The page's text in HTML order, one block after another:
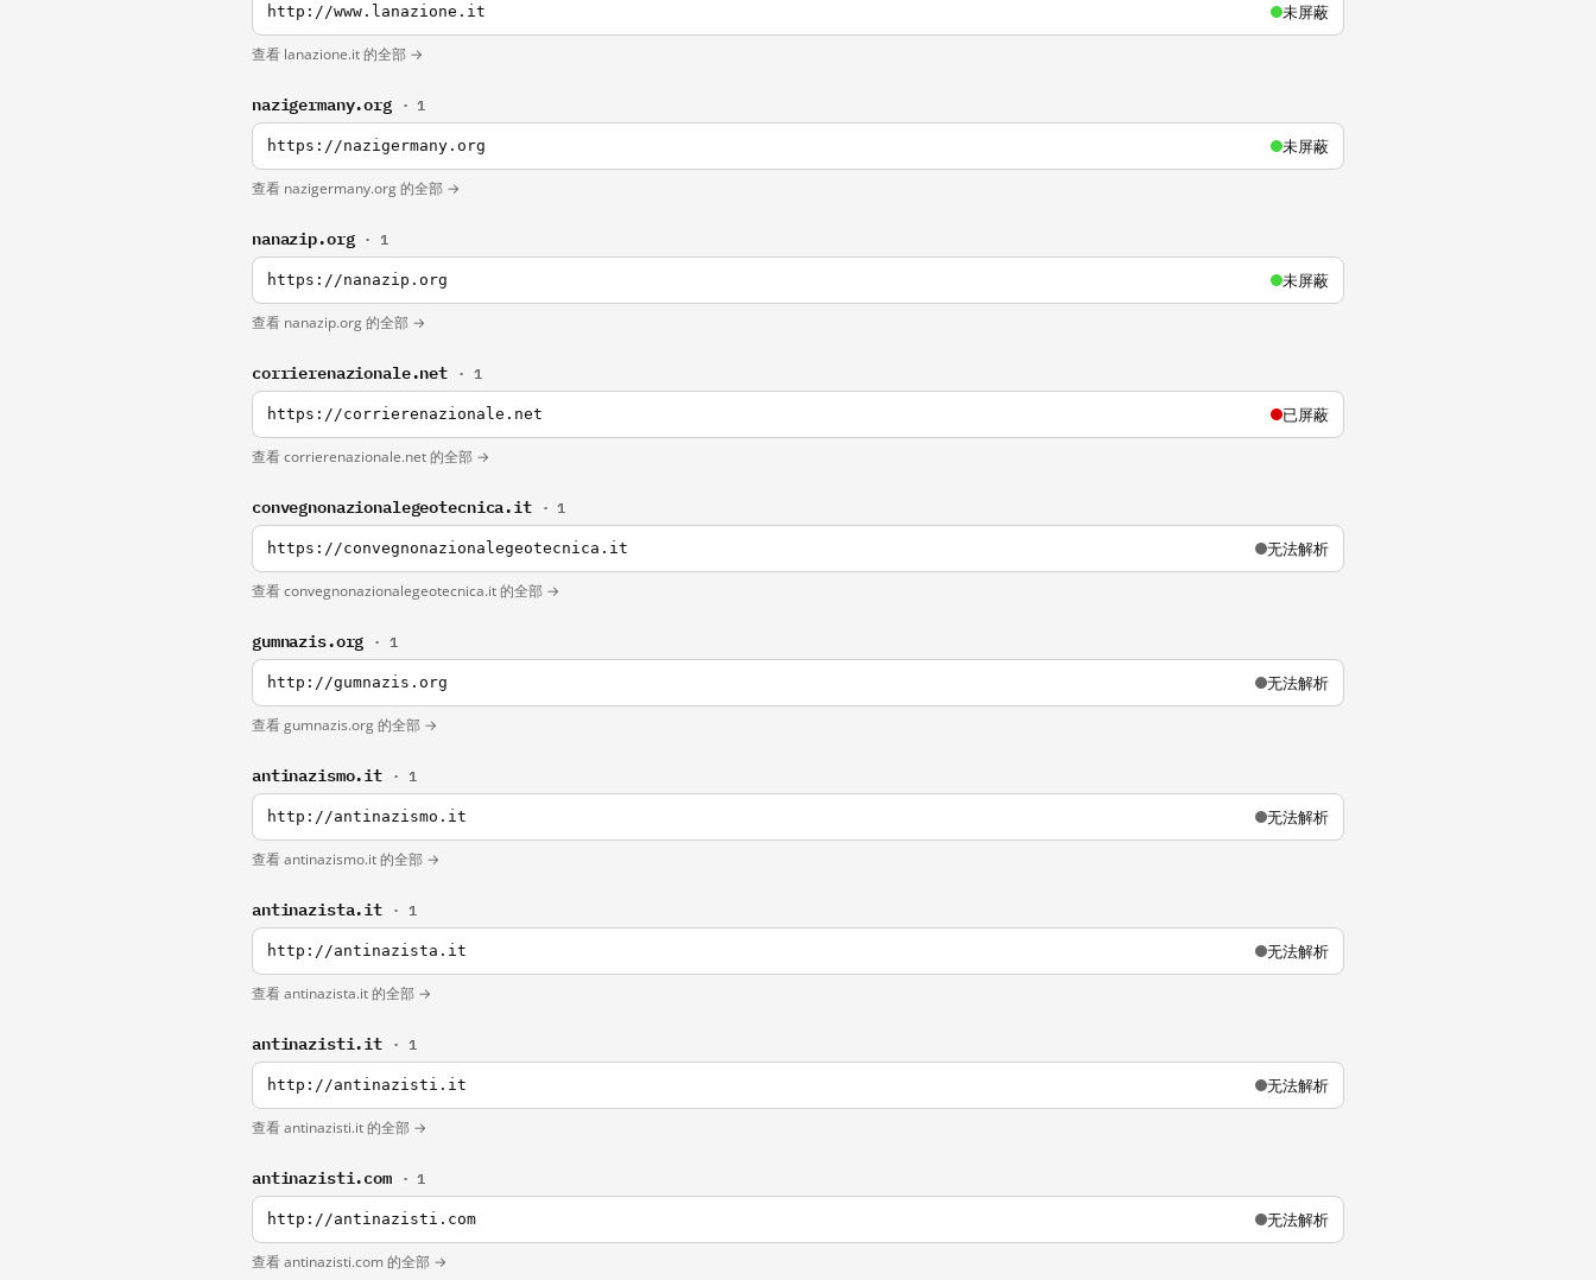
http://www.lanazione.it 未屏蔽
查看 lanazione.it 的全部 →
nazigermany.org · 1
https://nazigermany.org 未屏蔽
查看 nazigermany.org 的全部 →
nanazip.org · 1
https://nanazip.org 未屏蔽
查看 nanazip.org 的全部 →
corrierenazionale.net · 1
https://corrierenazionale.net 已屏蔽
查看 corrierenazionale.net 的全部 →
convegnonazionalegeotecnica.it · 1
https://convegnonazionalegeotecnica.it 无法解析
查看 convegnonazionalegeotecnica.it 的全部 →
gumnazis.org · 1
http://gumnazis.org 无法解析
查看 gumnazis.org 的全部 →
antinazismo.it · 1
http://antinazismo.it 无法解析
查看 antinazismo.it 的全部 →
antinazista.it · 1
http://antinazista.it 无法解析
查看 antinazista.it 的全部 →
antinazisti.it · 1
http://antinazisti.it 无法解析
查看 antinazisti.it 的全部 →
antinazisti.com · 1
http://antinazisti.com 无法解析
查看 antinazisti.com 的全部 →